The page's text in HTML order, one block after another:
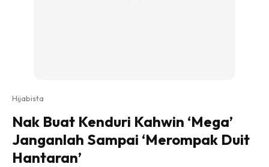
Hijabista
Nak Buat Kenduri Kahwin ‘Mega’
Janganlah Sampai ‘Merompak Duit
Hantaran’